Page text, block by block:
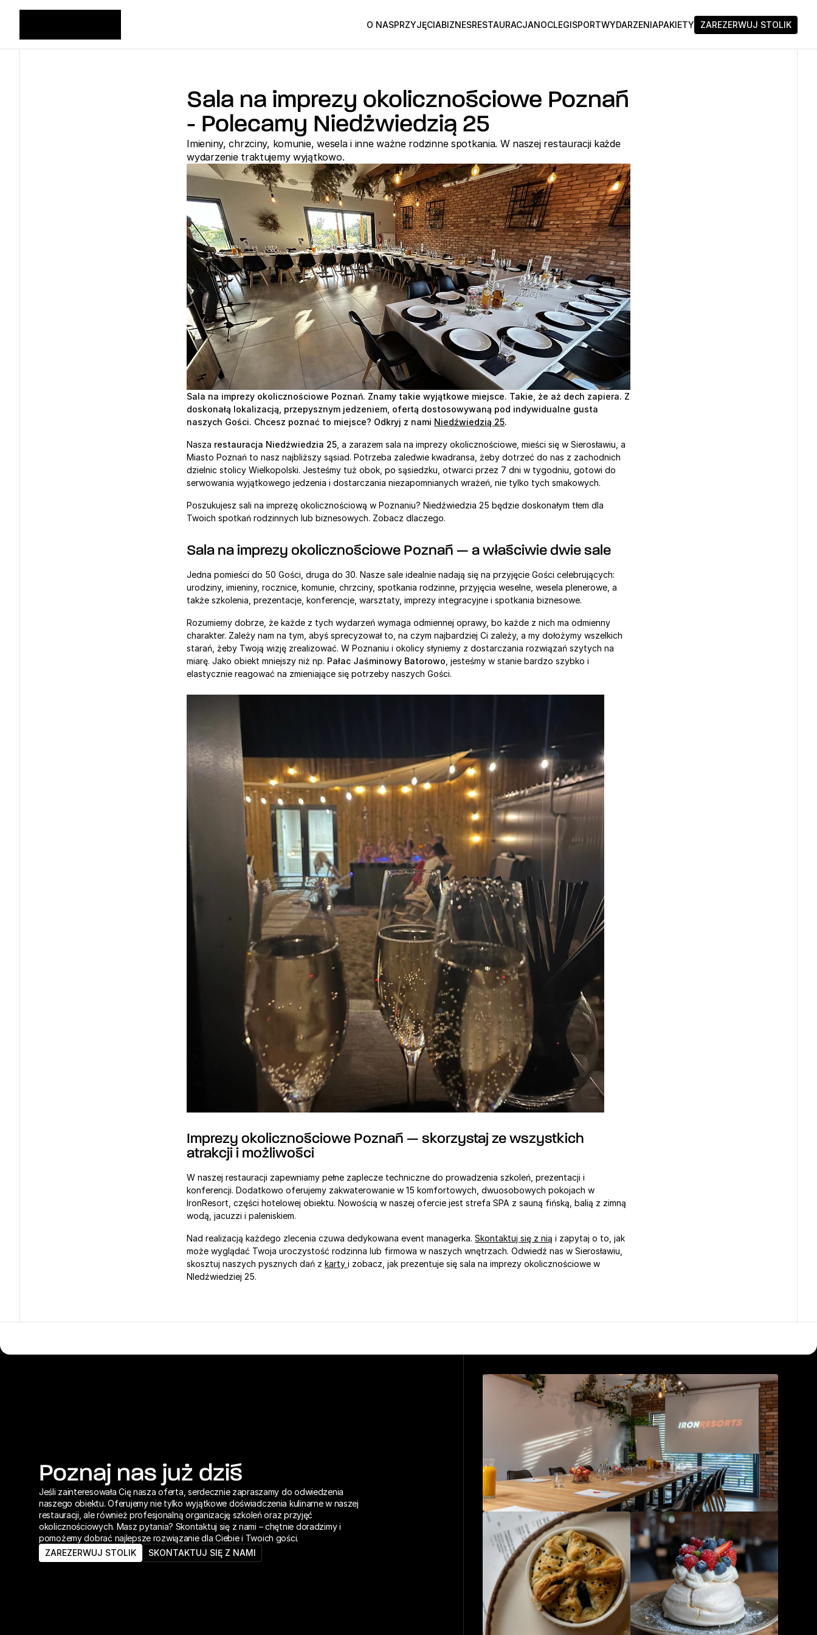
O NASPRZYJĘCIABIZNESRESTAURACJANOCLEGISPORTWYDARZENIAPAKIETY ZAREZERWUJ STOLIK
Sala na imprezy okolicznościowe Poznań
- Polecamy Niedżwiedzią 25
Imieniny, chrzciny, komunie, wesela i inne ważne rodzinne spotkania. W naszej restauracji każde
wydarzenie traktujemy wyjątkowo.
Sala na imprezy okolicznościowe Poznań. Znamy takie wyjątkowe miejsce. Takie, że aż dech zapiera. Z
doskonałą lokalizacją, przepysznym jedzeniem, ofertą dostosowywaną pod indywidualne gusta
naszych Gości. Chcesz poznać to miejsce? Odkryj z nami Niedźwiedzią 25.
Nasza restauracja Niedźwiedzia 25 , a zarazem sala na imprezy okolicznościowe, mieści się w Sierosławiu, a
Miasto Poznań to nasz najbliższy sąsiad. Potrzeba zaledwie kwadransa, żeby dotrzeć do nas z zachodnich
dzielnic stolicy Wielkopolski. Jesteśmy tuż obok, po sąsiedzku, otwarci przez 7 dni w tygodniu, gotowi do
serwowania wyjątkowego jedzenia i dostarczania niezapomnianych wrażeń, nie tylko tych smakowych.
Poszukujesz sali na imprezę okolicznościową w Poznaniu? Niedźwiedzia 25 będzie doskonałym tłem dla
Twoich spotkań rodzinnych lub biznesowych. Zobacz dlaczego.
Sala na imprezy okolicznościowe Poznań — a właściwie dwie sale
Jedna pomieści do 50 Gości, druga do 30. Nasze sale idealnie nadają się na przyjęcie Gości celebrujących:
urodziny, imieniny, rocznice, komunie, chrzciny, spotkania rodzinne, przyjęcia weselne, wesela plenerowe, a
także szkolenia, prezentacje, konferencje, warsztaty, imprezy integracyjne i spotkania biznesowe.
Rozumiemy dobrze, że każde z tych wydarzeń wymaga odmiennej oprawy, bo każde z nich ma odmienny
charakter. Zależy nam na tym, abyś sprecyzował to, na czym najbardziej Ci zależy, a my dołożymy wszelkich
starań, żeby Twoją wizję zrealizować. W Poznaniu i okolicy słyniemy z dostarczania rozwiązań szytych na
miarę. Jako obiekt mniejszy niż np. Pałac Jaśminowy Batorowo , jesteśmy w stanie bardzo szybko i
elastycznie reagować na zmieniające się potrzeby naszych Gości.
Imprezy okolicznościowe Poznań — skorzystaj ze wszystkich
atrakcji i możliwości
W naszej restauracji zapewniamy pełne zaplecze techniczne do prowadzenia szkoleń, prezentacji i
konferencji. Dodatkowo oferujemy zakwaterowanie w 15 komfortowych, dwuosobowych pokojach w
IronResort, części hotelowej obiektu. Nowością w naszej ofercie jest strefa SPA z sauną fińską, balią z zimną
wodą, jacuzzi i paleniskiem.
Nad realizacją każdego zlecenia czuwa dedykowana event managerka. Skontaktuj się z nią i zapytaj o to, jak
może wyglądać Twoja uroczystość rodzinna lub firmowa w naszych wnętrzach. Odwiedź nas w Sierosławiu,
skosztuj naszych pysznych dań z karty i zobacz, jak prezentuje się sala na imprezy okolicznościowe w
NIedźwiedziej 25.
Poznaj nas już dziś
Jeśli zainteresowała Cię nasza oferta, serdecznie zapraszamy do odwiedzenia
naszego obiektu. Oferujemy nie tylko wyjątkowe doświadczenia kulinarne w naszej
restauracji, ale również profesjonalną organizację szkoleń oraz przyjęć
okolicznościowych. Masz pytania? Skontaktuj się z nami – chętnie doradzimy i
pomożemy dobrać najlepsze rozwiązanie dla Ciebie i Twoich gości.
ZAREZERWUJ STOLIK
SKONTAKTUJ SIĘ Z NAMI